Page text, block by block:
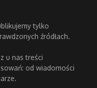
tylko
źródłach.
u nas treści
od wiadomości